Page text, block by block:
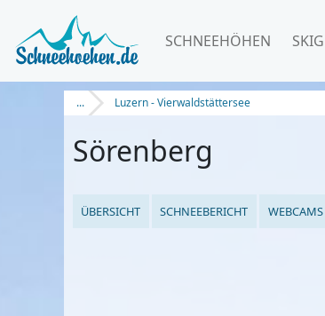
SCHNEEHÖHEN
... Luzern - Vierwaldstättersee
Sörenberg
ÜBERSICHT SCHNEEBERICHT WEBCAMS